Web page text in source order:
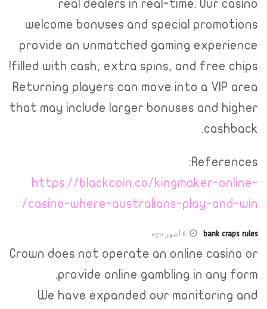
real dealers in real-time. Our casino
welcome bonuses and special promotions
provide an unmatched gaming experience
filled with cash, extra spins, and free chips!
Returning players can move into a VIP area
that may include larger bonuses and higher
cashback.
References:
https://blackcoin.co/kingmaker-online-
casino-where-australians-play-and-win/
bank craps rules 8 أشهر ago
Crown does not operate an online casino or
provide online gambling in any form.
We have expanded our monitoring and